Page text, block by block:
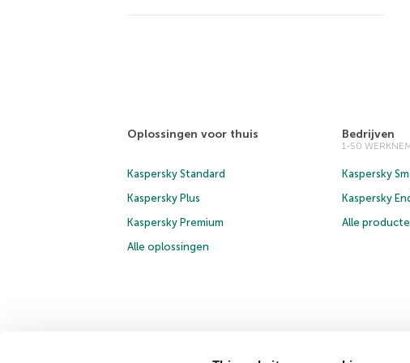
Oplossingen voor thuis
Kaspersky Standard
Kaspersky Plus
Kaspersky Premium
Alle oplossingen
Bedrijven
1-50
Kaspersky
Kaspersky
Alle